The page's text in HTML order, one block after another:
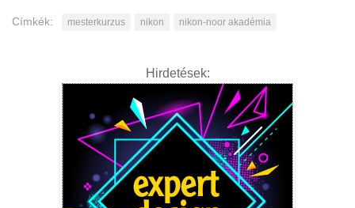
Címkék: mesterkurzus nikon nikon-noor akadémia
Hirdetések: